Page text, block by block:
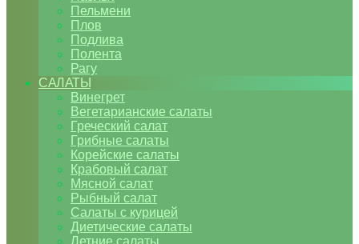
Пельмени
Плов
Подлива
Полента
Рагу
САЛАТЫ
Винегрет
Вегетарианские салаты
Греческий салат
Грибные салаты
Корейские салаты
Крабовый салат
Мясной салат
Рыбный салат
Салаты с курицей
Диетические салаты
Летние салаты